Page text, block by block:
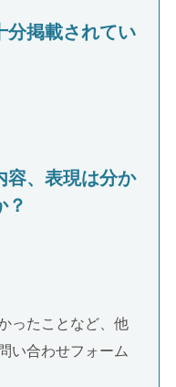
分掲載されてい
容、表現は分か
？
ったことなど、他
い合わせフォーム